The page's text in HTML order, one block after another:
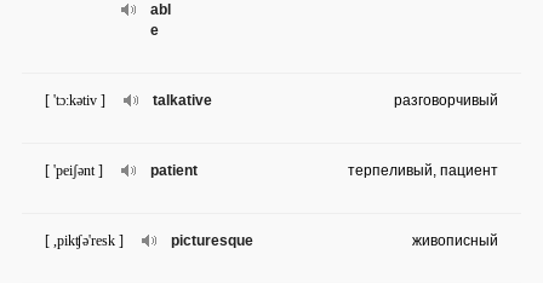
abl
e
talkative
[ 'tɔ:kətiv ] разговорчивый
patient
[ 'peiʃənt ] терпеливый, пациент
picturesque
[ ,pikʧə'resk ] живописный